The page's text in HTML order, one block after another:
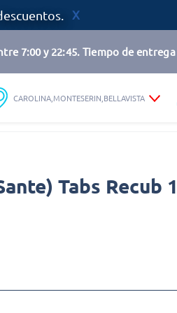
7:00 y 22:45. Tiempo de entrega
CAROLINA,MONTESERIN,BELLAVISTA
Tabs Recub